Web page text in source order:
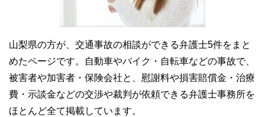
山梨県の方が、交通事故の相談ができる弁護士5件をまと
めたページです。自動車やバイク・自転車などの事故で、
被害者や加害者・保険会社と、慰謝料や損害賠償金・治療
費・示談金などの交渉や裁判が依頼できる弁護士事務所を
ほとんど全て掲載しています。